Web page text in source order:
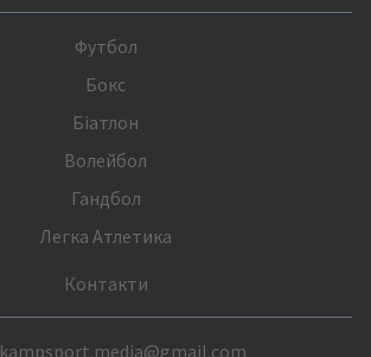
Футбол
Бокс
Біатлон
Волейбол
Гандбол
Легка Атлетика
Контакти
kampsport.media@gmail.com